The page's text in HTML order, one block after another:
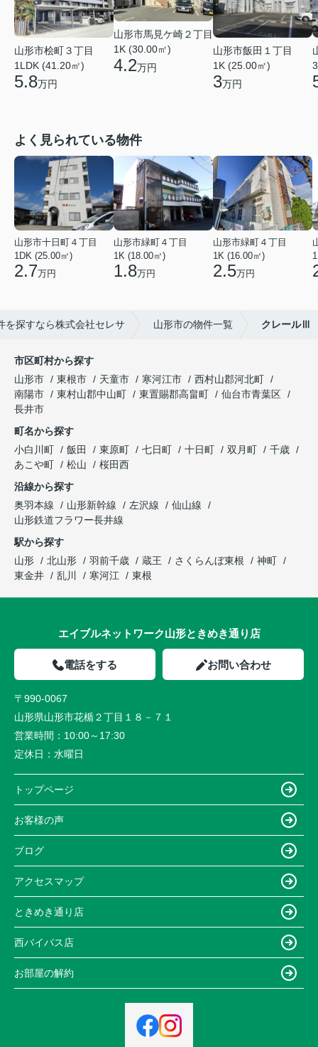
山形市桧町３丁目
1LDK (41.20㎡)
5.8万円
山形市馬見ケ崎２丁目
1K (30.00㎡)
4.2万円
山形市飯田１丁目
1K (25.00㎡)
3万円
よく見られている物件
山形市十日町４丁目
1DK (25.00㎡)
2.7万円
山形市緑町４丁目
1K (18.00㎡)
1.8万円
山形市緑町４丁目
1K (16.00㎡)
2.5万円
を探すなら株式会社セレサ 山形市の物件一覧 クレールⅢ
市区町村から探す
山形市
東根市 天童市 寒河江市
西村山郡河北町
南陽市
東村山郡中山町 東置賜郡高畠町
仙台市青葉区
長井市
町名から探す
小白川町
飯田 東原町 七日町 十日町 双月町
千歳
あこや町
松山
桜田西
沿線から探す
奥羽本線
山形新幹線 左沢線
仙山線
山形鉄道フラワー長井線
駅から探す
山形
北山形 羽前千歳 蔵王 さくらんぼ東根
神町
東金井
乱川 寒河江 東根
エイブルネットワーク山形ときめき通り店
電話をする お問い合わせ
〒990-0067
山形県山形市花楯２丁目１８－７１
営業時間： 10:00～17:30
定休日： 水曜日
トップページ
お客様の声
ブログ
アクセスマップ
ときめき通り店
西バイパス店
お部屋の解約